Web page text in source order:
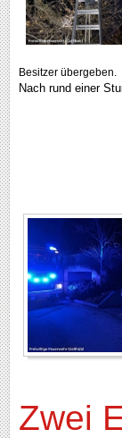
Besitzer übergeben.
Nach rund einer
Zwei